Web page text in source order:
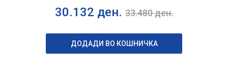
30.132 ден. 33.480ден.
ДОДАДИ ВО КОШНИЧКА